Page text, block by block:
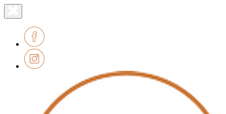
le
Lien
page
accueil